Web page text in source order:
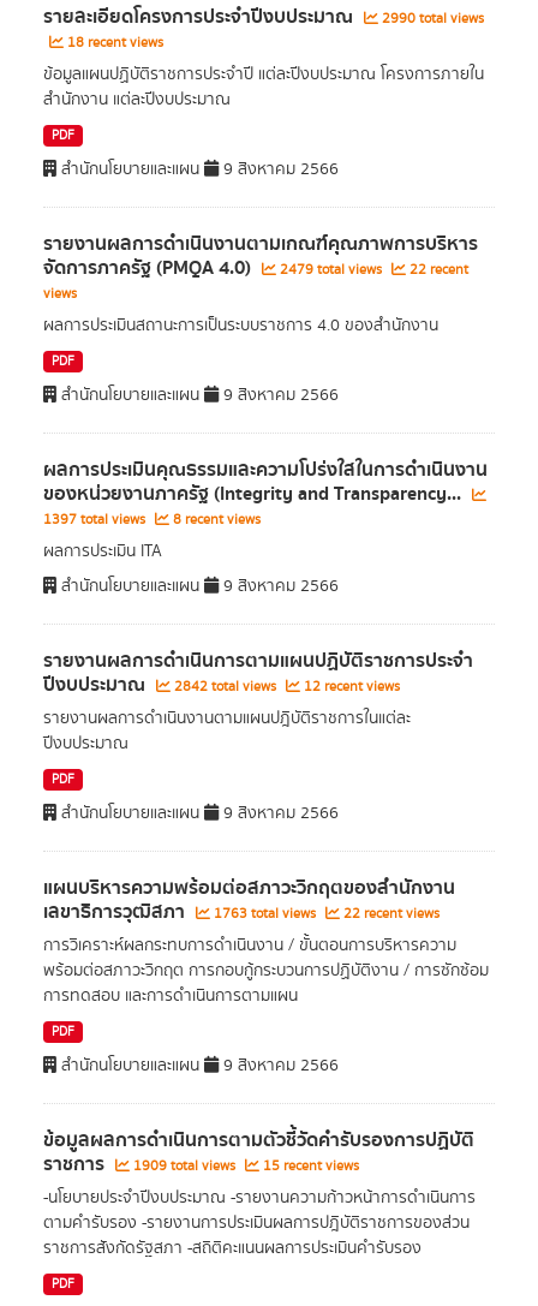
รายละเอียดโครงการประจำปีงบประมาณ
2990 total views
18 recent views
ข้อมูลแผนปฏิบัติราชการประจำปี แต่ละปีงบประมาณ โครงการภายใน
สำนักงาน แต่ละปีงบประมาณ
PDF
สำนักนโยบายและแผน 9 สิงหาคม 2566
รายงานผลการดําเนินงานตามเกณฑ์คุณภาพการบริหาร
จัดการภาครัฐ (PMQA 4.0) 2479 total views
22 recent
views
ผลการประเมินสถานะการเป็นระบบราชการ 4.0 ของสำนักงาน
PDF
สำนักนโยบายและแผน 9 สิงหาคม 2566
ผลการประเมินคุณธรรมและความโปร่งใสในการดําเนินงาน
ของหน่วยงานภาครัฐ (Integrity and Transparency...
1397 total views 8 recent views
ผลการประเมิน ITA
สำนักนโยบายและแผน
9 สิงหาคม 2566
รายงานผลการดำเนินการตามแผนปฏิบัติราชการประจำ
ปีงบประมาณ 2842 total views 12 recent views
รายงานผลการดำเนินงานตามแผนปฎิบัติราชการในแต่ละ
ปีงบประมาณ
PDF
สำนักนโยบายและแผน 9 สิงหาคม 2566
แผนบริหารความพร้อมต่อสภาวะวิกฤตของสำนักงาน
เลขาธิการวุฒิสภา 1763 total views 22 recent views
การวิเคราะห์ผลกระทบการดำเนินงาน / ขั้นตอนการบริหารความ
พร้อมต่อสภาวะวิกฤต การกอบกู้กระบวนการปฏิบัติงาน / การซักซ้อม
การทดสอบ และการดำเนินการตามแผน
PDF
สำนักนโยบายและแผน 9 สิงหาคม 2566
ข้อมูลผลการดำเนินการตามตัวชี้วัดคำรับรองการปฏิบัติ
ราชการ 1909 total views 15 recent views
-นโยบายประจำปีงบประมาณ -รายงานความก้าวหน้าการดำเนินการ
ตามคำรับรอง -รายงานการประเมินผลการปฎิบัติราชการของส่วน
ราชการสังกัดรัฐสภา -สถิติคะแนนผลการประเมินคำรับรอง
PDF